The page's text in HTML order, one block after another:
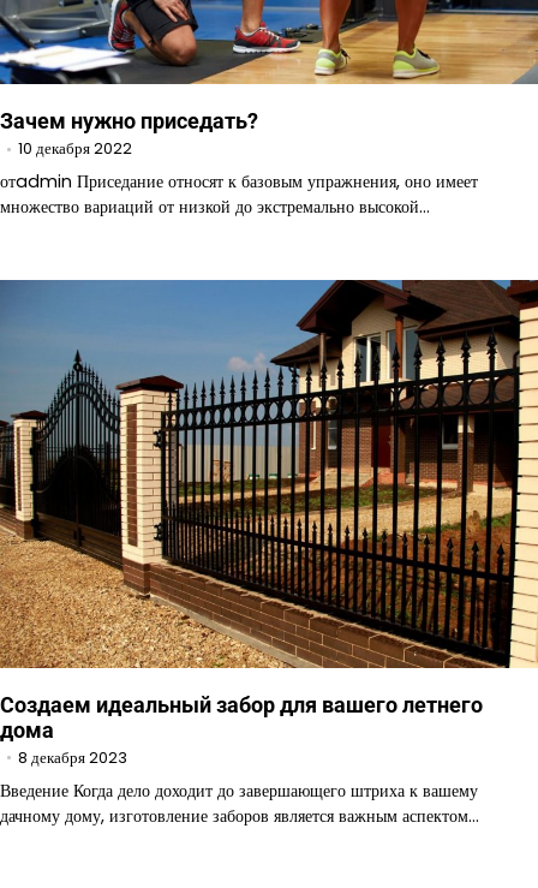
Зачем нужно приседать?
10 декабря 2022
отadmin Приседание относят к базовым упражнения, оно имеет
множество вариаций от низкой до экстремально высокой…
Создаем идеальный забор для вашего летнего
дома
8 декабря 2023
Введение Когда дело доходит до завершающего штриха к вашему
дачному дому, изготовление заборов является важным аспектом…